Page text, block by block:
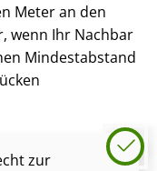
Meter an den
wenn Ihr Nachbar
Mindestabstand
zur